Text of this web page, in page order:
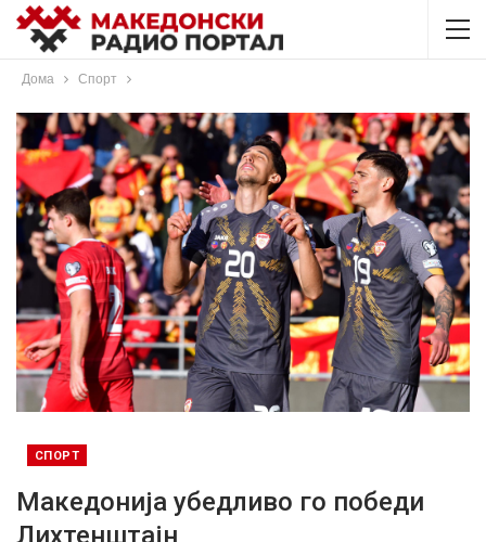
Дома Спорт
СПОРТ
Македонија убедливо го победи
Лихтенштајн